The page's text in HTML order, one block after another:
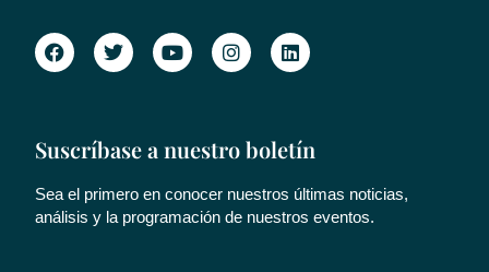
Suscríbase a nuestro boletín
Sea el primero en conocer nuestros últimas noticias,
análisis y la programación de nuestros eventos.